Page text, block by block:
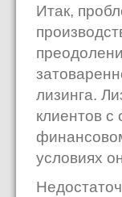
Итак,
лизинга.
клиентов
условиях